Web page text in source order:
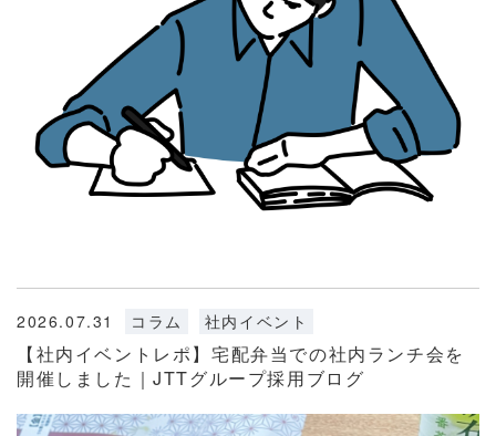
2026.07.31 コラム 社内イベント
【社内イベントレポ】宅配弁当での社内ランチ会を
開催しました｜JTTグループ採用ブログ